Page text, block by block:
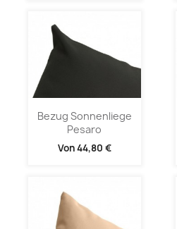
Bezug Sonnenliege
Pesaro
Von44,80 €